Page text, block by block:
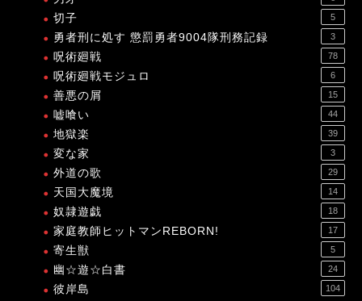
切子 5
勇者刑に処す 懲罰勇者9004隊刑務記録 3
呪術廻戦 78
呪術廻戦モジュロ 6
善悪の屑 15
嘘喰い 44
地獄楽 39
変な家 3
外道の歌 29
天国大魔境 14
奴隷遊戯 18
家庭教師ヒットマンREBORN! 17
寄生獣 5
幽☆遊☆白書 24
彼岸島 104